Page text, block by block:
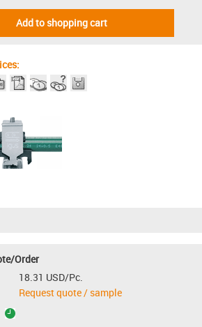
Add to shopping cart
Order
18.31 USD/Pc.
Request quote / sample